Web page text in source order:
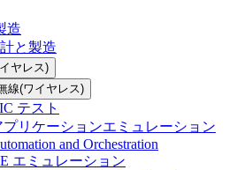
造
と製造
ヤレス)
線(ワイヤレス)
テスト
プリケーションエミュレーション
and Orchestration
エミュレーション